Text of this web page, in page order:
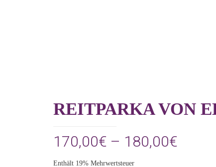
REITPARKA VON
170,00€ – 180,00€
Enthält 19% Mehrwertsteuer